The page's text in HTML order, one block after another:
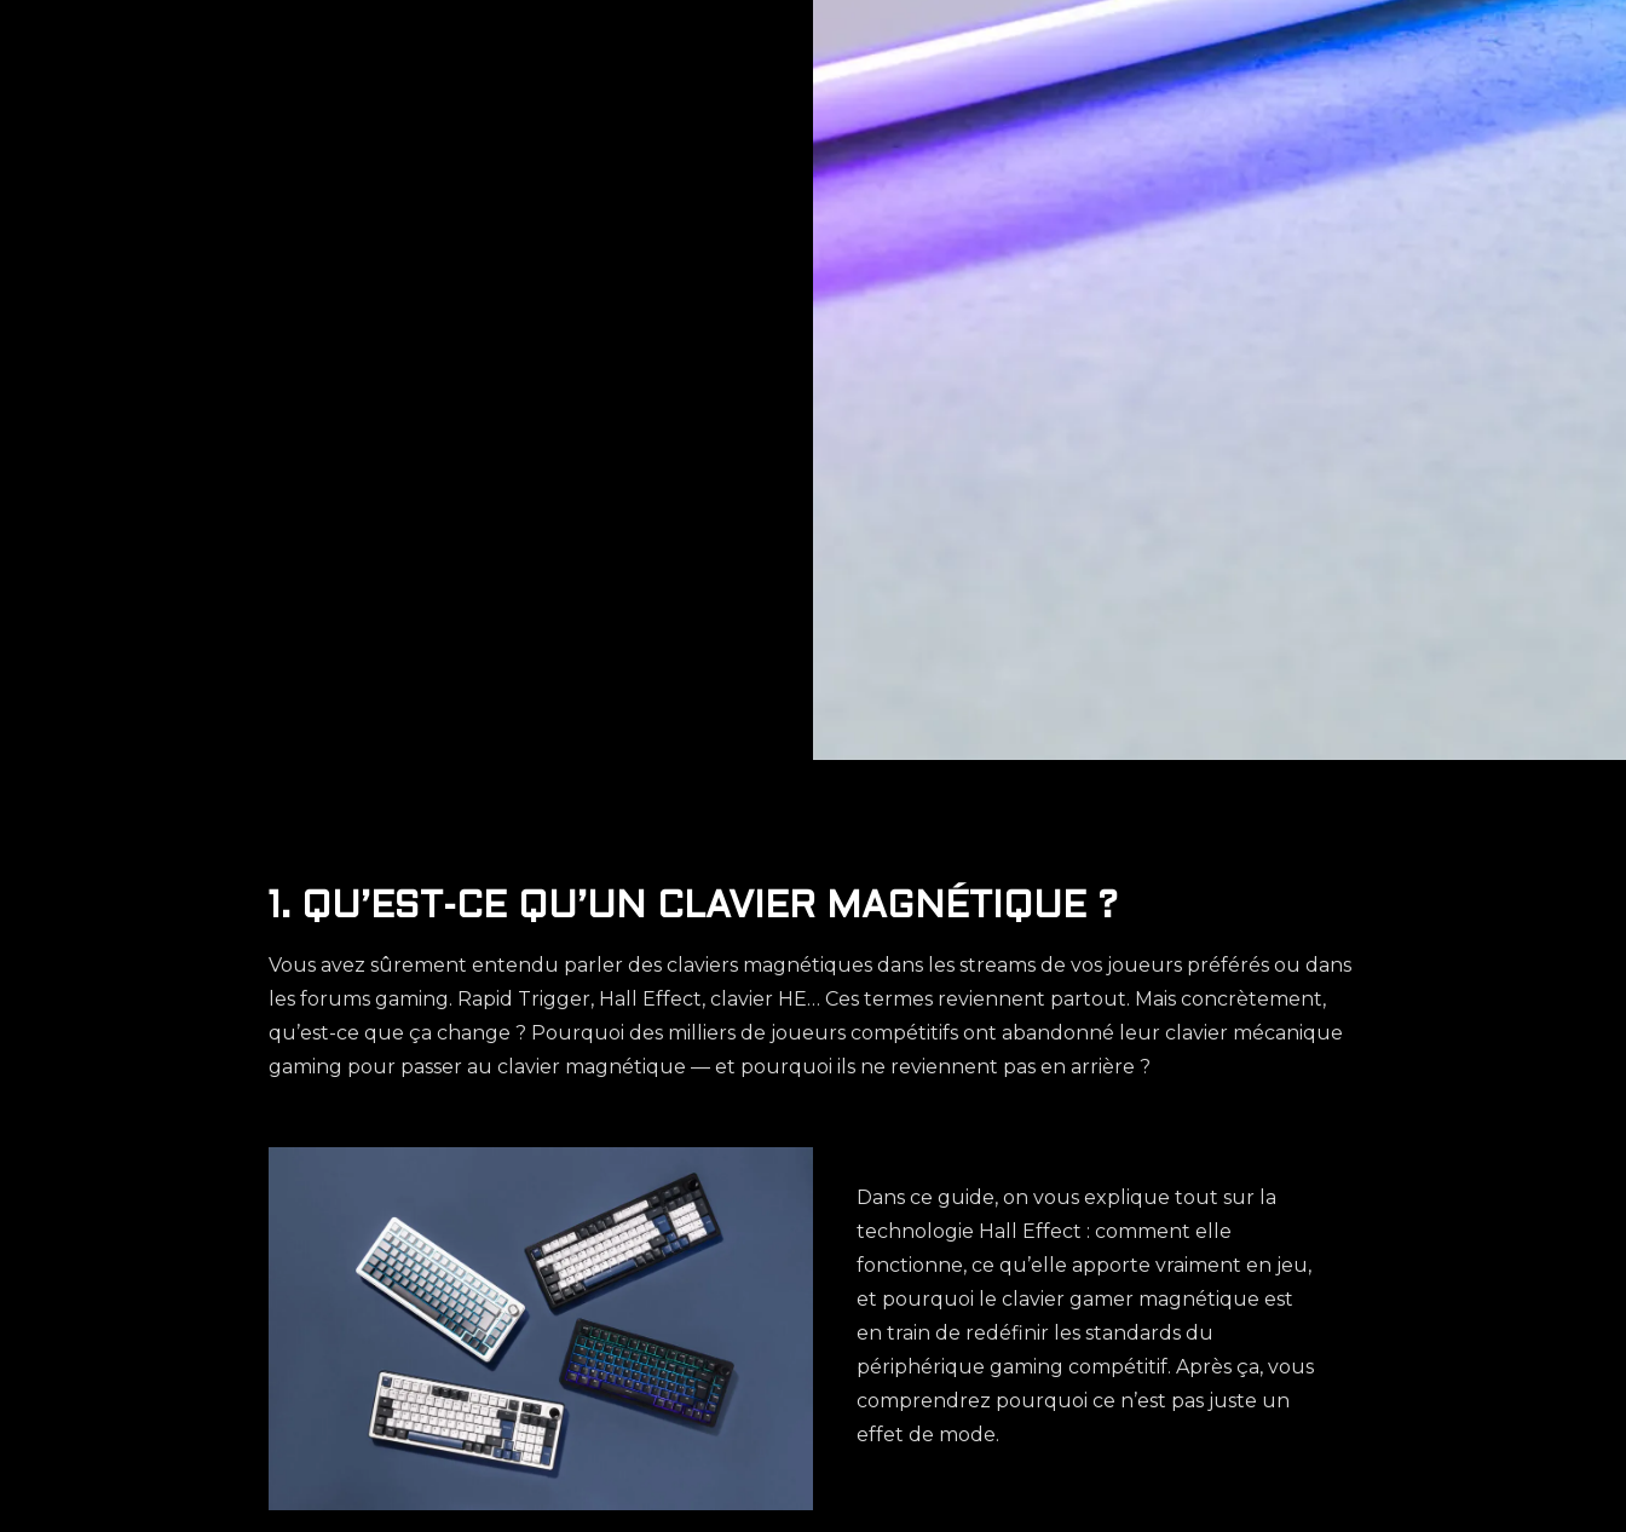
1. QU’EST-CE QU’UN CLAVIER MAGNÉTIQUE ?
Vous avez sûrement entendu parler des claviers magnétiques dans les streams de vos joueurs préférés ou dans
les forums gaming. Rapid Trigger, Hall Effect, clavier HE… Ces termes reviennent partout. Mais concrètement,
qu’est-ce que ça change ? Pourquoi des milliers de joueurs compétitifs ont abandonné leur clavier mécanique
gaming pour passer au clavier magnétique — et pourquoi ils ne reviennent pas en arrière ?
Dans ce guide, on vous explique tout sur la
technologie Hall Effect : comment elle
fonctionne, ce qu’elle apporte vraiment en jeu,
et pourquoi le clavier gamer magnétique est
en train de redéfinir les standards du
périphérique gaming compétitif. Après ça, vous
comprendrez pourquoi ce n’est pas juste un
effet de mode.